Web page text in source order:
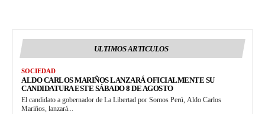
ULTIMOS ARTICULOS
SOCIEDAD
ALDO CARLOS MARIÑOS LANZARÁ OFICIALMENTE SU
CANDIDATURA ESTE SÁBADO 8 DE AGOSTO
El candidato a gobernador de La Libertad por Somos Perú, Aldo Carlos
Mariños, lanzará...